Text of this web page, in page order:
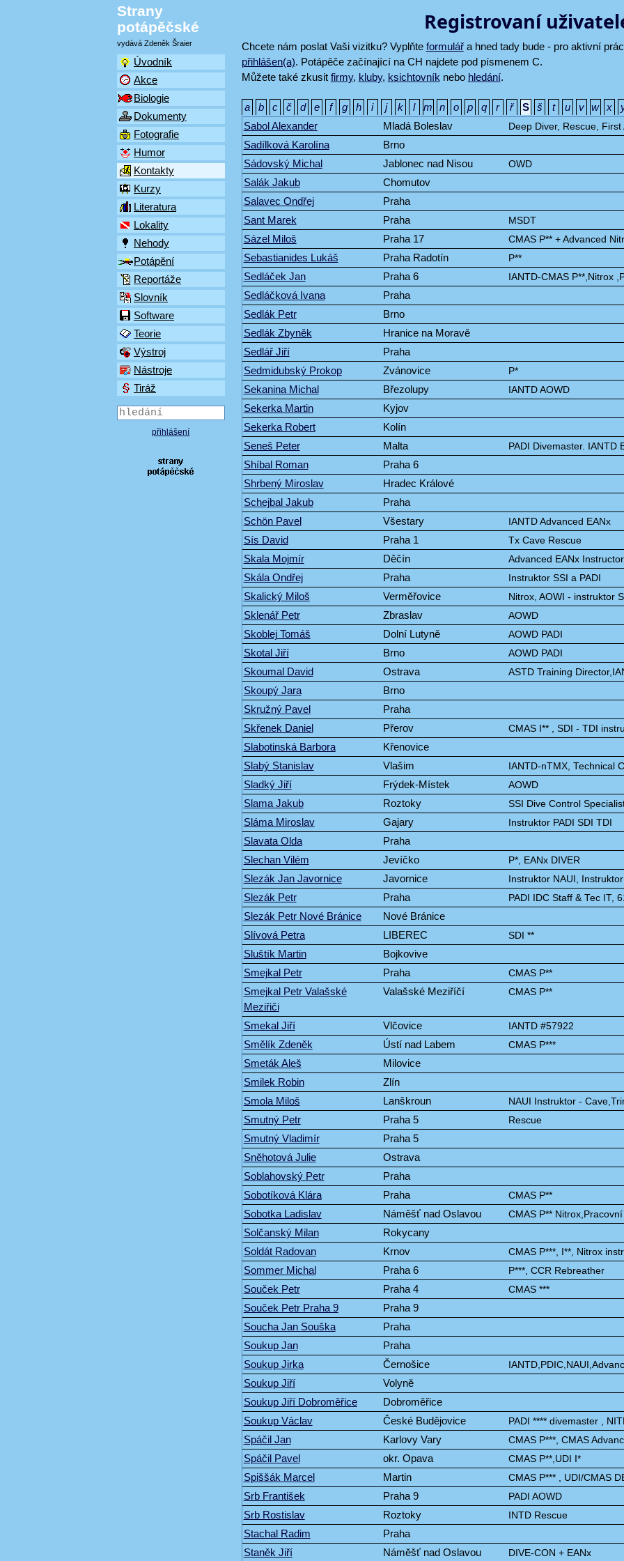
Strany
potápěčské
vydává Zdeněk Šraier
Úvodník
Akce
Biologie
Dokumenty
Fotografie
Humor
Kontakty
Kurzy
Literatura
Lokality
Nehody
Potápění
Reportáže
Slovník
Software
Teorie
Výstroj
Nástroje
Tiráž
přihlášení
Registrovaní
Chcete nám poslat Vaši vizitku? Vyplňte formulářa hned tady bude - pro aktivní
přihlášen(a). Potápěče začínající na CH najdete pod písmenem C.
Můžete také zkusit firmy, kluby, ksichtovník nebo hledání.
a b c č d e f g h i j k l m n o p q r ř S š t u v w x
Sabol Alexander
Mladá Boleslav Deep Diver, Rescue,
Sadílková Karolína
Brno
Sádovský Michal
Jablonec nad Nisou OWD
Salák Jakub
Chomutov
Salavec Ondřej
Praha
Sant Marek
Praha MSDT
Sázel Miloš Praha 17 CMAS P** + Advanced
Sebastianides Lukáš Praha Radotín P**
Sedláček Jan Praha 6 IANTD-CMAS P**,Nitrox
Sedláčková Ivana
Praha
Sedlák Petr
Brno
Sedlák Zbyněk
Hranice na Moravě
Sedlář Jiří
Praha
Sedmidubský Prokop
Zvánovice P*
Sekanina Michal Březolupy IANTD AOWD
Sekerka Martin
Kyjov
Sekerka Robert
Kolín
Seneš Peter
Malta PADI Divemaster. IANTD
Shíbal Roman
Praha 6
Shrbený Miroslav
Hradec Králové
Schejbal Jakub
Praha
Schön Pavel
Všestary IANTD Advanced EANx
Sís David Praha 1 Tx Cave Rescue
Skala Mojmír Děčín Advanced EANx
Skála Ondřej Praha Instruktor SSI a PADI
Skalický Miloš Verměřovice Nitrox, AOWI - instruktor
Sklenář Petr Zbraslav AOWD
Skoblej Tomáš Dolní Lutyně AOWD PADI
Skotal Jiří Brno AOWD PADI
Skoumal David Ostrava ASTD Training
Skoupý Jara
Brno
Skružný Pavel
Praha
Skřenek Daniel
Přerov CMAS I** , SDI - TDI
Slabotinská Barbora
Křenovice
Slabý Stanislav
Vlašim IANTD-nTMX, Technical
Sladký Jiří Frýdek-Místek AOWD
Slama Jakub Roztoky SSI Dive Control
Sláma Miroslav Gajary Instruktor PADI SDI TDI
Slavata Olda
Praha
Slechan Vilém
Jevíčko P*, EANx DIVER
Slezák Jan Javornice Javornice Instruktor NAUI,
Slezák Petr Praha PADI IDC Staff & Tec IT,
Slezák Petr Nové Bránice
Nové Bránice
Slívová Petra
LIBEREC SDI **
Sluštík Martin
Bojkovive
Smejkal Petr
Praha CMAS P**
Smejkal Petr Valašské
Meziřiči
Valašské Meziříčí CMAS P**
Smekal Jiří Vlčovice IANTD #57922
Smělík Zdeněk Ústí nad Labem CMAS P***
Smeták Aleš
Milovice
Smilek Robin
Zlín
Smola Miloš
Lanškroun NAUI Instruktor -
Smutný Petr Praha 5 Rescue
Smutný Vladimír
Praha 5
Sněhotová Julie
Ostrava
Soblahovský Petr
Praha
Sobotíková Klára
Praha CMAS P**
Sobotka Ladislav Náměšť nad Oslavou CMAS P**
Solčanský Milan
Rokycany
Soldát Radovan
Krnov CMAS P***, I**, Nitrox
Sommer Michal Praha 6 P***, CCR Rebreather
Souček Petr Praha 4 CMAS ***
Souček Petr Praha 9
Praha 9
Soucha Jan Souška
Praha
Soukup Jan
Praha
Soukup Jirka
Černošice
Soukup Jiří
Volyně
Soukup Jiří Dobroměřice
Dobroměřice
Soukup Václav
České Budějovice PADI **** divemaster ,
Spáčil Jan Karlovy Vary CMAS P***, CMAS
Spáčil Pavel okr. Opava CMAS P**,UDI I*
Spiššák Marcel Martin CMAS P*** , UDI/CMAS
Srb František Praha 9 PADI AOWD
Srb Rostislav Roztoky INTD Rescue
Stachal Radim
Praha
Staněk Jiří
Náměšť nad Oslavou DIVE-CON + EANx